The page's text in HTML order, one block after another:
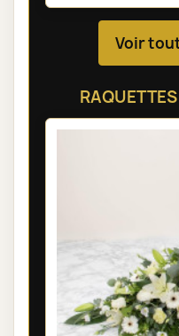
Voir